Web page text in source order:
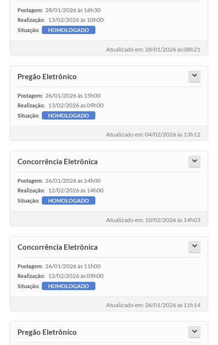
Postagem: 28/01/2026 às 16h30
Realização: 13/02/2026 às 10h00
Situação: HOMOLOGADO
Atualizado em: 28/01/2026 às 08h21
Pregão Eletrônico
Postagem: 26/01/2026 às 15h00
Realização: 13/02/2026 às 09h00
Situação: HOMOLOGADO
Atualizado em: 04/02/2026 às 13h12
Concorrência Eletrônica
Postagem: 26/01/2026 às 14h00
Realização: 12/02/2026 às 14h00
Situação: HOMOLOGADO
Atualizado em: 10/02/2026 às 14h03
Concorrência Eletrônica
Postagem: 26/01/2026 às 11h00
Realização: 12/02/2026 às 09h00
Situação: HOMOLOGADO
Atualizado em: 26/01/2026 às 11h14
Pregão Eletrônico